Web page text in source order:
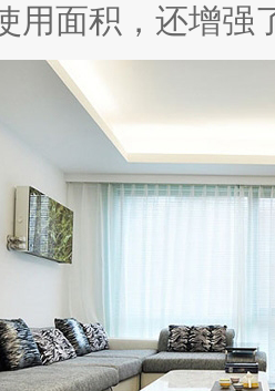
用面积，还增强